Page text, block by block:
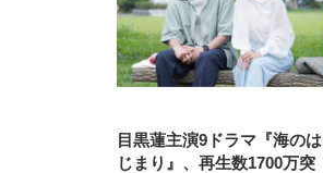
ナイロン樹脂ベース 通気性メ
ッシュ 在宅ワーク H-
WY01(黒網+黒枠+黒足)
目黒蓮主演9ドラマ『海のは
じまり』、再生数1700万突